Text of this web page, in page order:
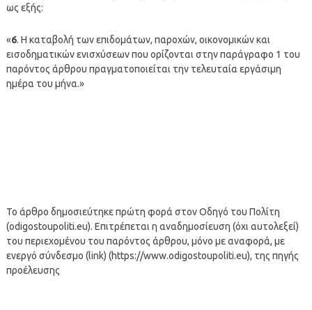
ως εξής:
«6. Η καταβολή των επιδομάτων, παροχών, οικονομικών και
εισοδηματικών ενισχύσεων που ορίζονται στην παράγραφο 1 του
παρόντος άρθρου πραγματοποιείται την τελευταία εργάσιμη
ημέρα του μήνα.»
Το άρθρο δημοσιεύτηκε πρώτη φορά στον Οδηγό του Πολίτη
(odigostoupoliti.eu). Επιτρέπεται η αναδημοσίευση (όχι αυτολεξεί)
του περιεχομένου του παρόντος άρθρου, μόνο με αναφορά, με
ενεργό σύνδεσμο (link) (https://www.odigostoupoliti.eu), της πηγής
προέλευσης